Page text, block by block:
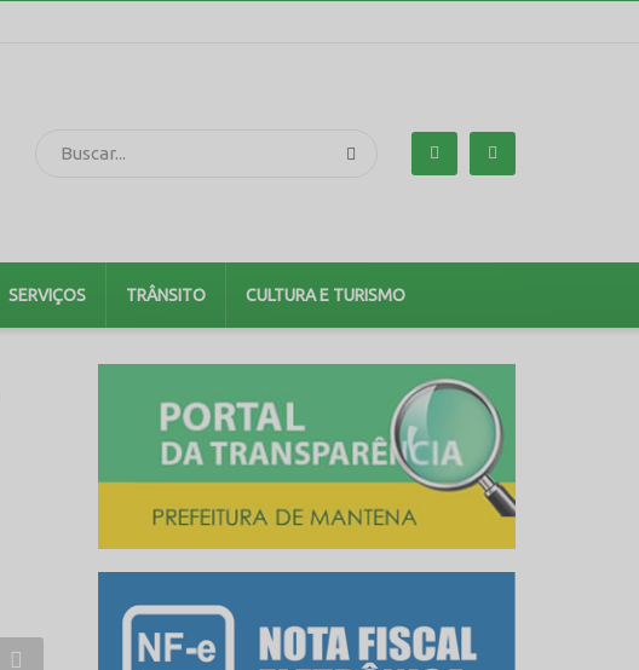
SERVIÇOS TRÂNSITO CULTURA E TURISMO